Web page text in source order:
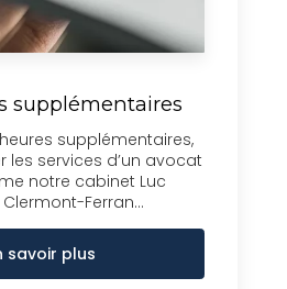
supplémentaires
supplémentaires,
les services d’un avocat
notre cabinet Luc
Ferran...
savoir plus